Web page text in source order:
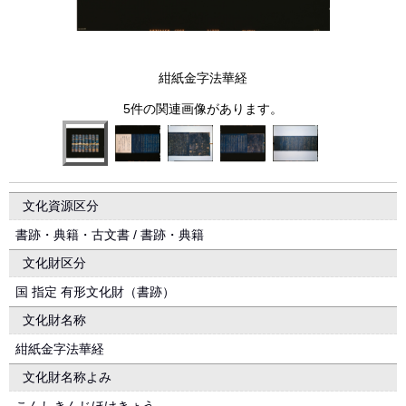
紺紙金字法華経
5件の関連画像があります。
文化資源区分
書跡・典籍・古文書 / 書跡・典籍
文化財区分
国 指定 有形文化財（書跡）
文化財名称
紺紙金字法華経
文化財名称よみ